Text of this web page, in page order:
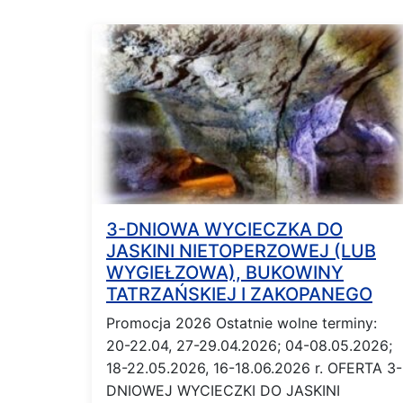
3-DNIOWA WYCIECZKA DO
JASKINI NIETOPERZOWEJ (LUB
WYGIEŁZOWA), BUKOWINY
TATRZAŃSKIEJ I ZAKOPANEGO
Promocja 2026 Ostatnie wolne terminy:
20-22.04, 27-29.04.2026; 04-08.05.2026;
18-22.05.2026, 16-18.06.2026 r. OFERTA 3-
DNIOWEJ WYCIECZKI DO JASKINI